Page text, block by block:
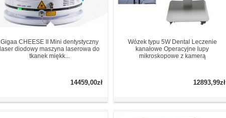
Gigaa CHEESE II Mini dentystyczny
laser diodowy maszyna laserowa do
tkanek miękk...
14459,00zł
Wózek typu 5W Dental Leczenie
kanałowe Operacyjne lupy
mikroskopowe z kamerą
12893,99zł